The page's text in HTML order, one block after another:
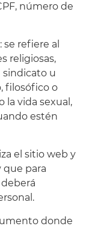
número de
se refiere al
religiosas,
sindicato u
filosófico o
la vida sexual,
estén
el sitio web y
que para
donde